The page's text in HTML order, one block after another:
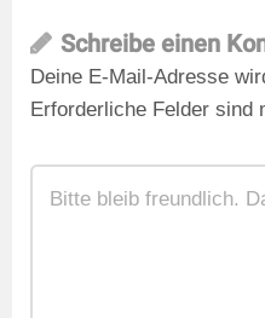
Schreibe einen
Deine E-Mail-Adresse
Erforderliche Felder sind